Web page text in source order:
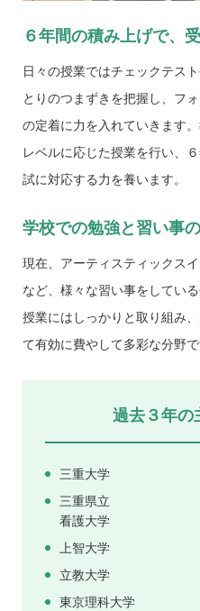
６年間の積み上げで、
日々の授業ではチェックテス
とりのつまずきを把握し、フ
の定着に力を入れていきます
レベルに応じた授業を行い、
試に対応する力を養います。
学校での勉強と習い事
現在、アーティスティックス
など、様々な習い事をしてい
授業にはしっかりと取り組み
て有効に費やして多彩な分野で
過去３年の
三重大学
三重県立
看護大学
上智大学
立教大学
東京理科大学